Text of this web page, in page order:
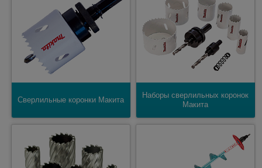
Сверлильные коронки Макита
Наборы сверлильных коронок
Макита